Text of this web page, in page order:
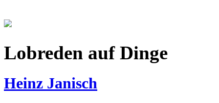
Lobreden auf Dinge
Heinz Janisch